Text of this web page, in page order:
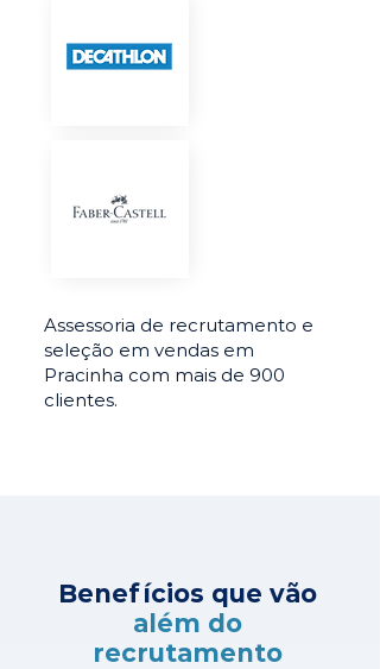
Assessoria de recrutamento e
seleção em vendas em
Pracinha com mais de 900
clientes.
Benefícios que vão
além do
recrutamento